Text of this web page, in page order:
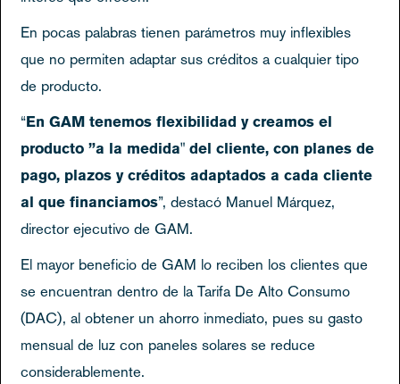
En pocas palabras tienen parámetros muy inflexibles
que no permiten adaptar sus créditos a cualquier tipo
de producto.
“En GAM tenemos flexibilidad y creamos el
producto ”a la medida" del cliente, con planes de
pago, plazos y créditos adaptados a cada cliente
al que financiamos”, destacó Manuel Márquez,
director ejecutivo de GAM.
El mayor beneficio de GAM lo reciben los clientes que
se encuentran dentro de la Tarifa De Alto Consumo
(DAC), al obtener un ahorro inmediato, pues su gasto
mensual de luz con paneles solares se reduce
considerablemente.